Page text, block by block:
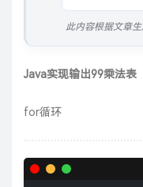
此内容根据文章
Java实现输出99乘法表
for循环